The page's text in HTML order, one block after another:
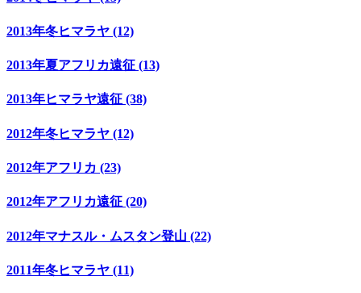
2013年冬ヒマラヤ (12)
2013年夏アフリカ遠征 (13)
2013年ヒマラヤ遠征 (38)
2012年冬ヒマラヤ (12)
2012年アフリカ (23)
2012年アフリカ遠征 (20)
2012年マナスル・ムスタン登山 (22)
2011年冬ヒマラヤ (11)